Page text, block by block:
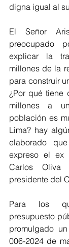
digna igual al
El Señor
preocupado
explicar la
millones de la
para construir
¿Por qué tiene
millones a
población es
Lima? hay
elaborado
expreso el ex
Carlos
presidente del
Para los
presupuesto
promulgado
006-2024 de